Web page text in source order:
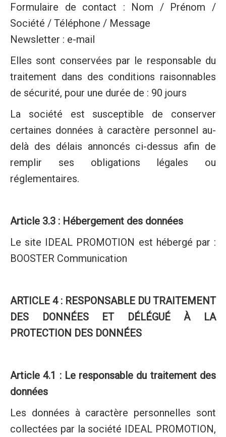
Formulaire de contact : Nom / Prénom /
Société / Téléphone / Message
Newsletter : e-mail
Elles sont conservées par le responsable du
traitement dans des conditions raisonnables
de sécurité, pour une durée de : 90 jours
La société est susceptible de conserver
certaines données à caractère personnel au-
delà des délais annoncés ci-dessus afin de
remplir ses obligations légales ou
réglementaires.
Article 3.3 : Hébergement des données
Le site IDEAL PROMOTION est hébergé par :
BOOSTER Communication
ARTICLE 4 : RESPONSABLE DU TRAITEMENT
DES DONNÉES ET DÉLÉGUÉ À LA
PROTECTION DES DONNÉES
Article 4.1 : Le responsable du traitement des
données
Les données à caractère personnelles sont
collectées par la société IDEAL PROMOTION,